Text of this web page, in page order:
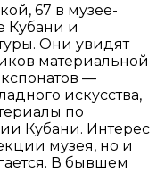
67 в музее-
Кубани и
Они увидят
материальной
—
искусства,
по
Кубани. Интерес
музея, но и
В бывшем